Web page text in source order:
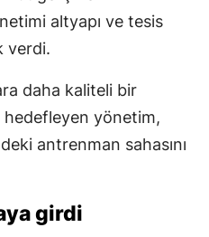
altyapı ve tesis
verdi.
daha kaliteli bir
hedefleyen yönetim,
antrenman sahasını
girdi